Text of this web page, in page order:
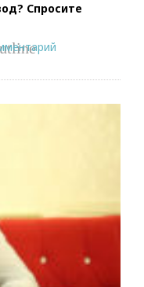
Спросите